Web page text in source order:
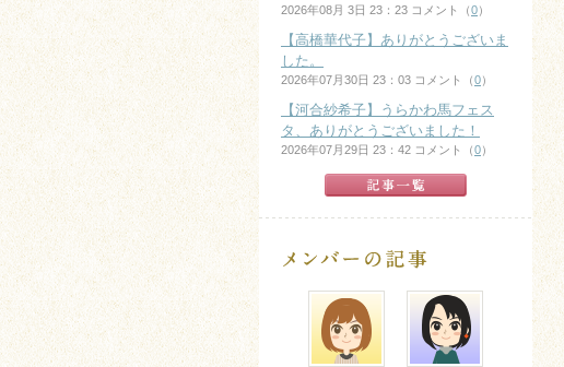
2026年08月 3日 23：23 コメント（0）
【高橋華代子】ありがとうございま
した。
2026年07月30日 23：03 コメント（0）
【河合紗希子】うらかわ馬フェス
タ、ありがとうございました！
2026年07月29日 23：42 コメント（0）